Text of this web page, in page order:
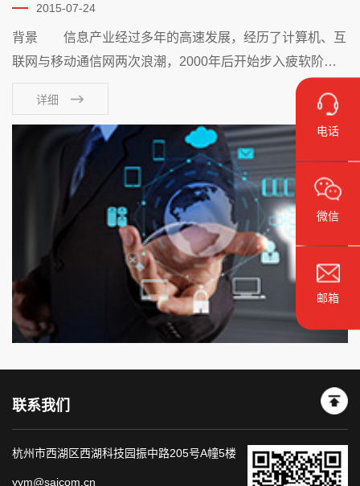
2015-07-24
背景 信息产业经过多年的高速发展，经历了计算机、互
联网与移动通信网两次浪潮，2000年后开始步入疲软阶
段，在此背景下，物联网概念的提出立即得到全球的热捧，
被称为世界信息产业第三次浪潮，代表了下一代信息发展技
术。 物联网技术体系架构分为感知层、网络层、平台
层、应用层四个层次。感知层由各种具有感知能力的设备组
成，主要用于感知和采集物理世界中发生的物理事件和数
据;网络层包括各种通信网与物联网形成的承载网络，可以
将感知层采集的信息通过如2G/3G/4G网络、互联网等通信
网络上传给平台层，完成物联网感知层和平台层之间的信息
通信;平台层由服务器、存储等硬件设备以及数据库、中间
件等第三方软件构成，完成信息处理，为应用层提供能力支
撑;应用层通过智能算法实现各类智慧应用。 物联网为
频、红外、磁敏等多
详细
联系我们
杭州市西湖区西湖科技园振中路205号A幢5楼
yym@saicom.cn
电话
微信
邮箱